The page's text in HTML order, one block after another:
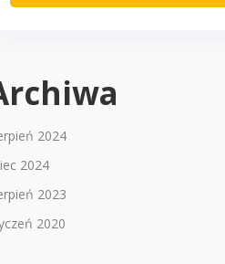
2024
2024
2023
2020